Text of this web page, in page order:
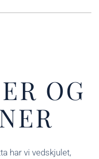
OG
har vi vedskjulet,